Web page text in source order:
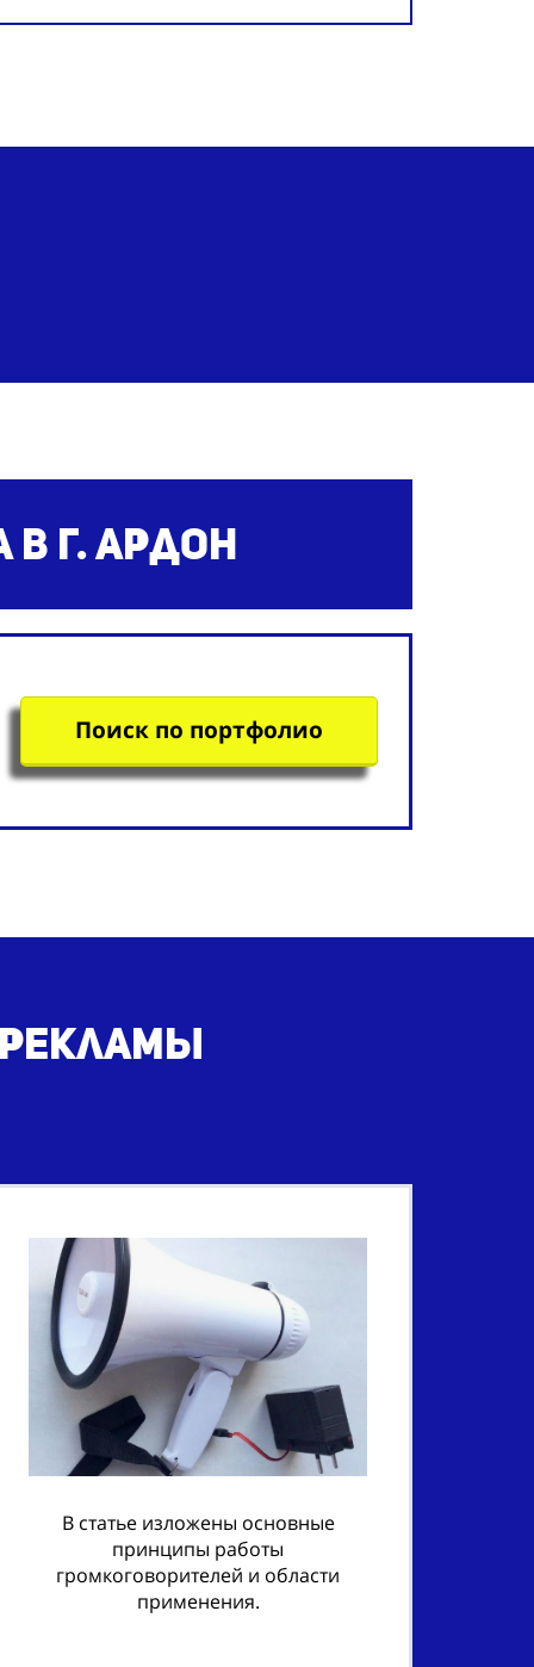
в г. Ардон
Поиск по портфолио
рекламы
В статье изложены основные
принципы работы
громкоговорителей и области
применения.